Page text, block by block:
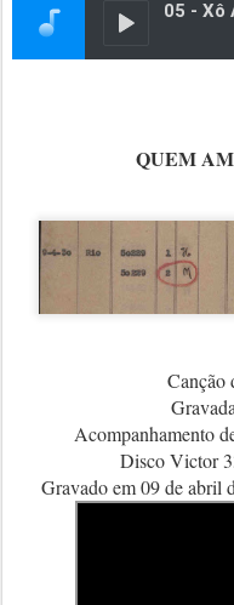
QUEM
Canção
Acompanhamento
Disco Victor
Gravado em 09 de abril